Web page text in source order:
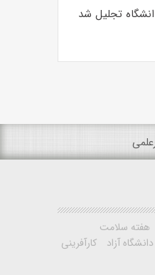
تجلیل شد
هفته سلامت
دانشگاه آزاد
کارآفرینی